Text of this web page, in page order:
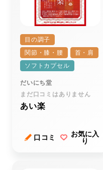
目の調子
関節・膝・腰
首・肩
ソフトカプセル
だいにち堂
まだ口コミはありません
あい楽
口コミ
お気に入
り